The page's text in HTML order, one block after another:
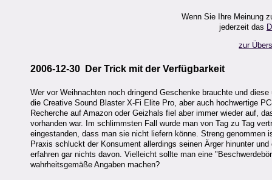
Wenn Sie Ihre Meinung
jederzeit das
zur
2006-12-30 Der Trick mit der Verfügbarkeit
Wer vor Weihnachten noch dringend Geschenke brauchte und
die Creative Sound Blaster X-Fi Elite Pro, aber auch hochwertige
Recherche auf Amazon oder Geizhals fiel aber immer wieder auf,
vorhanden war. Im schlimmsten Fall wurde man von Tag zu Tag
eingestanden, dass man sie nicht liefern könne. Streng
Praxis schluckt der Konsument allerdings seinen Ärger hinunter
erfahren gar nichts davon. Vielleicht sollte man eine
wahrheitsgemäße Angaben machen?